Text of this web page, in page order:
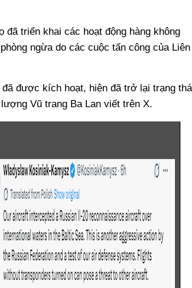
đã triển khai các hoạt động hàng không
ngừa do các cuộc tấn công của Liên
được kích hoạt, hiện đã trở lại trạng
Vũ trang Ba Lan viết trên X.